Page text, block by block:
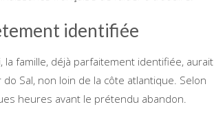
identifiée
la famille, déjà parfaitement identifiée, aurait
Sal, non loin de la côte atlantique. Selon
heures avant le prétendu abandon.